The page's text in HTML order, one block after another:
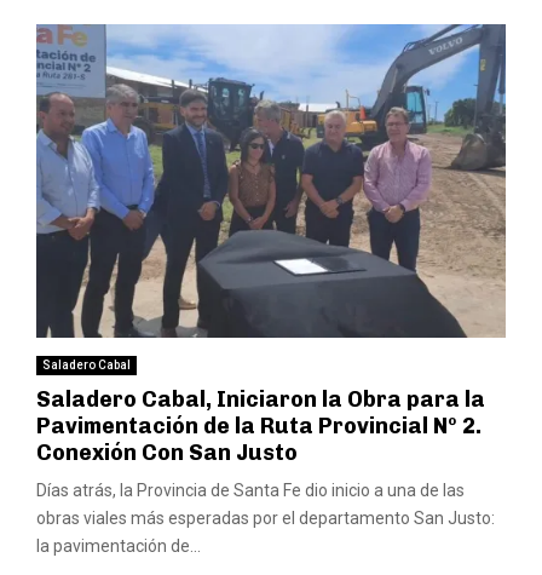
Saladero Cabal
Saladero Cabal, Iniciaron la Obra para la
Pavimentación de la Ruta Provincial Nº 2.
Conexión Con San Justo
Días atrás, la Provincia de Santa Fe dio inicio a una de las
obras viales más esperadas por el departamento San Justo:
la pavimentación de...